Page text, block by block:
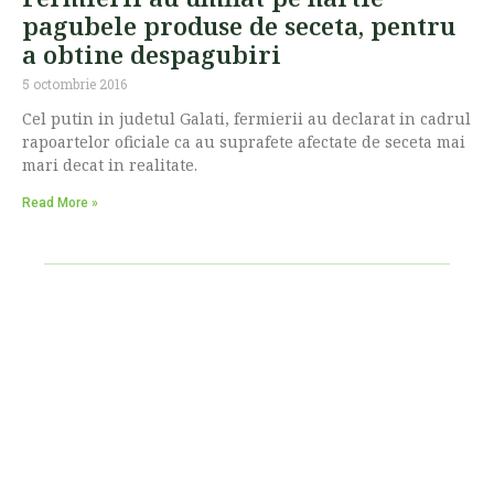
pagubele produse de seceta, pentru
a obtine despagubiri
5 octombrie 2016
Cel putin in judetul Galati, fermierii au declarat in cadrul
rapoartelor oficiale ca au suprafete afectate de seceta mai
mari decat in realitate.
Read More »